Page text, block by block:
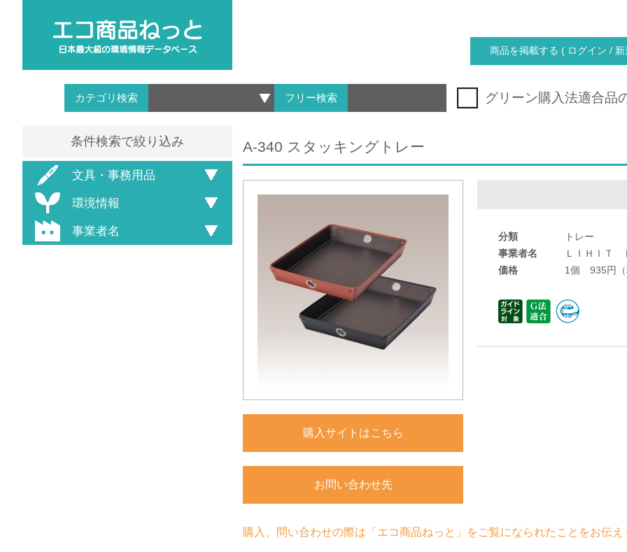
商品を掲載する ( ログイン / 新
カテゴリ検索 フリー検索 グリーン購入法適合品
条件検索で絞り込み
文具・事務用品
環境情報
事業者名
A-340 スタッキングトレー
購入サイトはこちら
お問い合わせ先
分類
トレー
事業者名
ＬＩＨＩＴ
価格
1個 935円（
購入、問い合わせの際は「エコ商品ねっと」をご覧になられたことをお伝え